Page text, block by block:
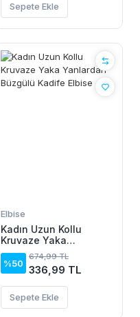
Sepete Ekle
Elbise
Kadın Uzun Kollu
Kruvaze Yaka
Yanlardan Büzgülü
Kadife Elbise
%50
674,99 TL
336,99 TL
Sepete Ekle